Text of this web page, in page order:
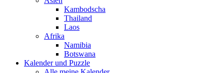
Kambodscha
Thailand
Laos
Afrika
Namibia
Botswana
Kalender und Puzzle